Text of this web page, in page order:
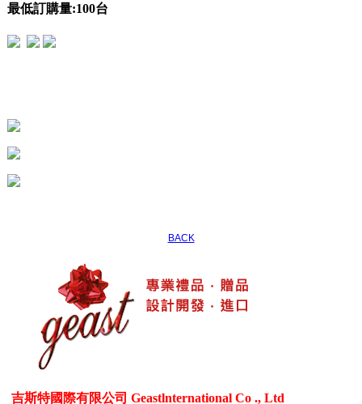
最低訂購量:100台
BACK
吉斯特國際有限公司 Geastlnternational Co ., Ltd